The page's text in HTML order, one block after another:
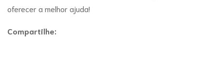
oferecer a melhor ajuda!
Compartilhe: